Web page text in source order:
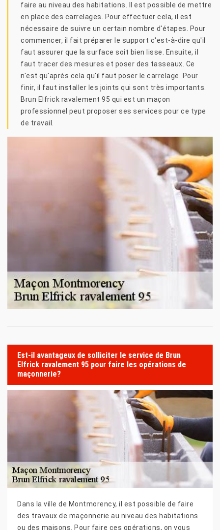
faire au niveau des habitations. Il est possible de mettre
en place des carrelages. Pour effectuer cela, il est
nécessaire de suivre un certain nombre d'étapes. Pour
commencer, il fait préparer le support c'est-à-dire qu'il
faut assurer que la surface soit bien lisse. Ensuite, il
faut tracer des mesures et poser des tasseaux. Ce
n'est qu'après cela qu'il faut poser le carrelage. Pour
finir, il faut installer les joints qui sont très importants.
Brun Elfrick ravalement 95 qui est un maçon
professionnel peut proposer ses services pour ce type
de travail.
Est-il avantageux de solliciter le service de Brun
Elfrick ravalement 95 pour faire les opérations de
maçonnerie?
Dans la ville de Montmorency, il est possible de faire
des travaux de maçonnerie au niveau des habitations
ou des maisons. Pour faire ces opérations, on vous